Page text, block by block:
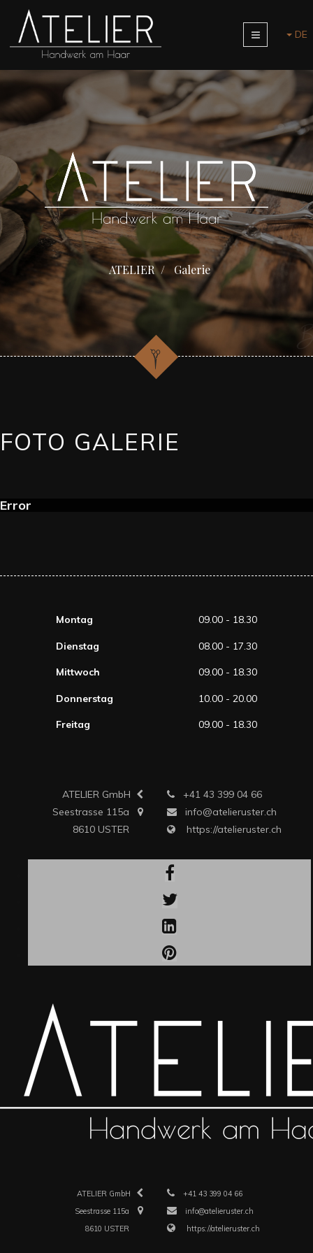
DE
ATELIER Galerie
FOTO GALERIE
Error
Montag 09.00 - 18.30
Dienstag 08.00 - 17.30
Mittwoch 09.00 - 18.30
Donnerstag 10.00 - 20.00
Freitag 09.00 - 18.30
ATELIER GmbH
Seestrasse 115a
8610 USTER
+41 43 399 04 66
info@atelieruster.ch
https://atelieruster.ch
ATELIER GmbH
Seestrasse 115a
8610 USTER
+41 43 399 04 66
info@atelieruster.ch
https://atelieruster.ch